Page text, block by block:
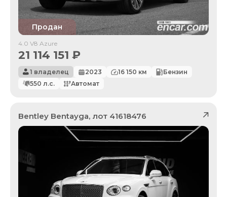
Продан
4.0 V8 Azure
21 114 151 ₽
1 владелец 2023 16 150 км
Бензин
550 л.с. Автомат
Bentley Bentayga, лот 41618476